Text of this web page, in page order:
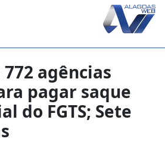
agências
pagar saque
do FGTS; Sete